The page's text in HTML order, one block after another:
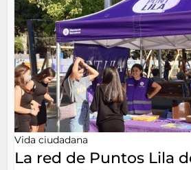
Vida ciudadana
La red de Puntos Lila